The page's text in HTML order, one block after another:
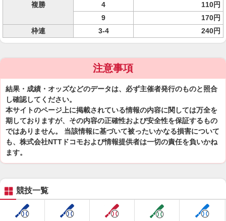
複勝
4
110円
9
170円
枠連
3-4 240円
注意事項
結果・成績・オッズなどのデータは、必ず主催者発行のものと照合
し確認してください。
本サイトのページ上に掲載されている情報の内容に関しては万全を
期しておりますが、その内容の正確性および安全性を保証するもの
ではありません。 当該情報に基づいて被ったいかなる損害について
も、株式会社NTTドコモおよび情報提供者は一切の責任を負いかね
ます。
競技一覧